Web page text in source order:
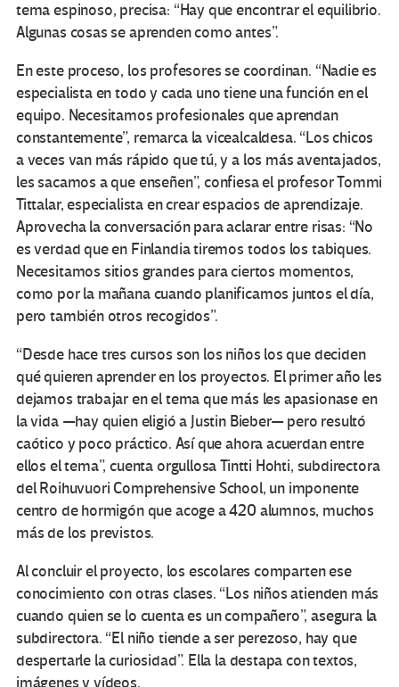
tema espinoso, precisa: “Hay que encontrar el equilibrio.
Algunas cosas se aprenden como antes”.
En este proceso, los profesores se coordinan. “Nadie es
especialista en todo y cada uno tiene una función en el
equipo. Necesitamos profesionales que aprendan
constantemente”, remarca la vicealcaldesa. “Los chicos
a veces van más rápido que tú, y a los más aventajados,
les sacamos a que enseñen”, confiesa el profesor Tommi
Tittalar, especialista en crear espacios de aprendizaje.
Aprovecha la conversación para aclarar entre risas: “No
es verdad que en Finlandia tiremos todos los tabiques.
Necesitamos sitios grandes para ciertos momentos,
como por la mañana cuando planificamos juntos el día,
pero también otros recogidos”.
“Desde hace tres cursos son los niños los que deciden
qué quieren aprender en los proyectos. El primer año les
dejamos trabajar en el tema que más les apasionase en
la vida —hay quien eligió a Justin Bieber— pero resultó
caótico y poco práctico. Así que ahora acuerdan entre
ellos el tema”, cuenta orgullosa Tintti Hohti, subdirectora
del Roihuvuori Comprehensive School, un imponente
centro de hormigón que acoge a 420 alumnos, muchos
más de los previstos.
Al concluir el proyecto, los escolares comparten ese
conocimiento con otras clases. “Los niños atienden más
cuando quien se lo cuenta es un compañero”, asegura la
subdirectora. “El niño tiende a ser perezoso, hay que
despertarle la curiosidad”. Ella la destapa con textos,